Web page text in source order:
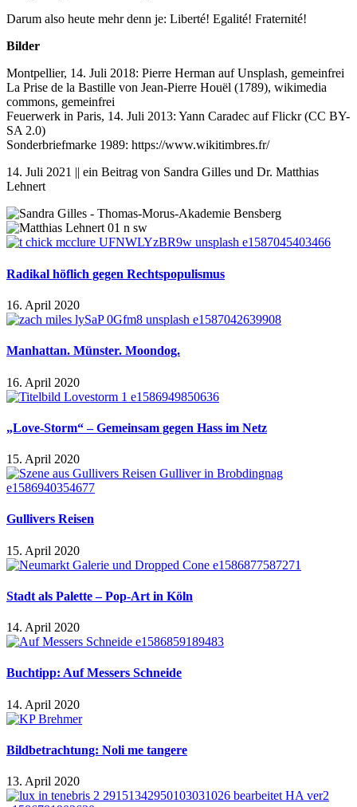
Darum also heute mehr denn je: Liberté! Egalité! Fraternité!
Bilder
Montpellier, 14. Juli 2018: Pierre Herman auf Unsplash, gemeinfrei
La Prise de la Bastille von Jean-Pierre Houël (1789), wikimedia
commons, gemeinfrei
Feuerwerk in Paris, 14. Juli 2013: Yann Caradec auf Flickr (CC BY-
SA 2.0)
Sonderbriefmarke 1989: https://www.wikitimbres.fr/
14. Juli 2021 || ein Beitrag von Sandra Gilles und Dr. Matthias
Lehnert
Radikal höflich gegen Rechtspopulismus
16. April 2020
Manhattan. Münster. Moondog.
16. April 2020
„Love-Storm“ – Gemeinsam gegen Hass im Netz
15. April 2020
Gullivers Reisen
15. April 2020
Stadt als Palette – Pop-Art in Köln
14. April 2020
Buchtipp: Auf Messers Schneide
14. April 2020
Bildbetrachtung: Noli me tangere
13. April 2020